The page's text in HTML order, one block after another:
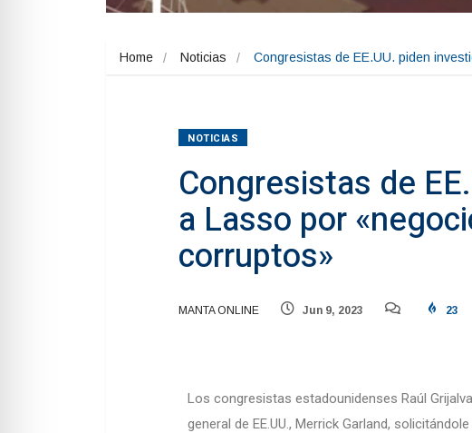
Home Noticias Congresistas de EE.UU. piden
NOTICIAS
Congresistas de
a Lasso por
corruptos»
MANTA ONLINE Jun 9, 2023 23
Los congresistas estadounidenses Raúl
general de EE.UU., Merrick Garland,